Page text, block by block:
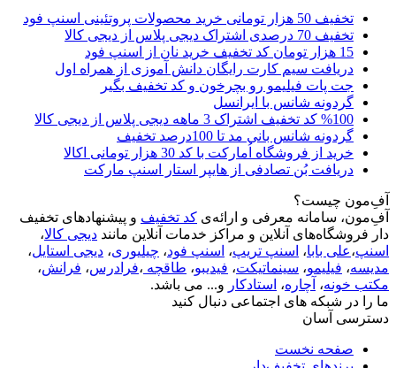
تخفیف 50 هزار تومانی خرید محصولات پروتئینی اسنپ فود
تخفیف 70 درصدی اشتراک دیجی پلاس از دیجی کالا
15 هزار تومان کد تخفیف خرید نان از اسنپ فود
دریافت سیم کارت رایگان دانش آموزی از همراه اول
جت پات فیلیمو رو بچرخون و کد تخفیف بگیر
گردونه شانس با ایرانسل
%100 کد تخفیف اشتراک 3 ماهه دیجی پلاس از دیجی کالا
گردونه شانس بانی مد تا 100درصد تخفیف
خرید از فروشگاه اُمارکت با کد 30 هزار تومانی اکالا
دریافت بُن تصادفی از هایپر استار اسنپ مارکت
آفِ‌مون چیست؟
آفِ‌مون، سامانه معرفی و ارائه‌ی کد تخفیف و پیشنهادهای تخفیف
دار فروشگاه‌های آنلاین و مراکز خدمات آنلاین مانند دیجی کالا،
اسنپ،علی بابا، اسنپ تریپ، اسنپ فود، چیلیوری، دیجی استایل،
مدیسه، فیلیمو، سینماتیکت، فیدیبو، طاقچه ،فرادرس، فرانش،
مکتب خونه، آچاره، استادکار و... می باشد.
ما را در شبکه های اجتماعی دنبال کنید
دسترسی آسان
صفحه نخست